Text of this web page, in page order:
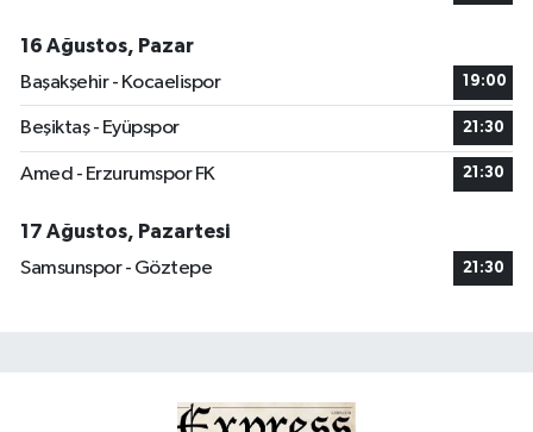
16 Ağustos, Pazar
Başakşehir - Kocaelispor
19:00
Beşiktaş - Eyüpspor 21:30
Amed - Erzurumspor FK 21:30
17 Ağustos, Pazartesi
Samsunspor - Göztepe
21:30